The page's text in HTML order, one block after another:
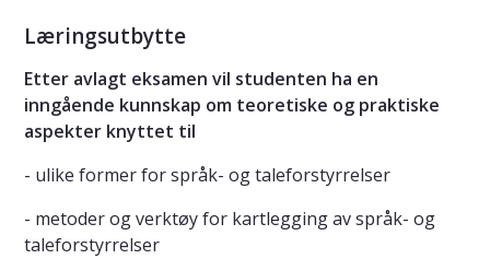
Læringsutbytte
Etter avlagt eksamen vil studenten ha en
inngående kunnskap om teoretiske og praktiske
aspekter knyttet til
- ulike former for språk- og taleforstyrrelser
- metoder og verktøy for kartlegging av språk- og
taleforstyrrelser